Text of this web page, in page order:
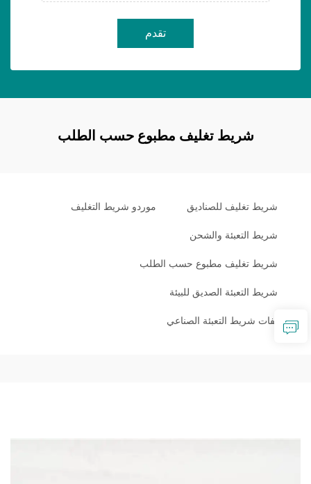
تقدم
شريط تغليف مطبوع حسب الطلب
شريط تغليف للصناديق موردو شريط التغليف
شريط التعبئة والشحن
شريط تغليف مطبوع حسب الطلب
شريط التعبئة الصديق للبيئة
لفات شريط التعبئة الصناعي